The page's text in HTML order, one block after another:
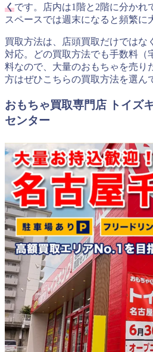
くです。店内は1階と2階に分かれ
スペースでは週末になると頻繁に
買取方法は、店頭買取だけではな
対応。どの買取方法でも手数料（
料なので、大量のおもちゃを売り
方はぜひこちらの買取方法を選ん
おもちゃ買取専門店 トイズ
センター